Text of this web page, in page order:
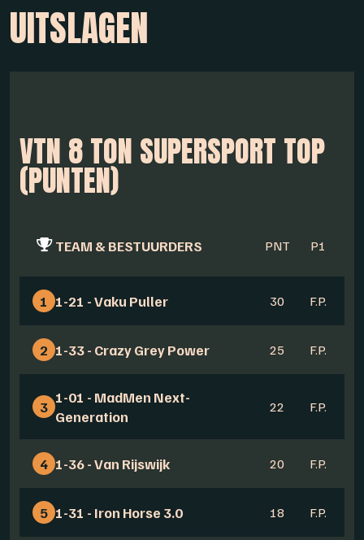
UITSLAGEN
VTN 8 TON SUPERSPORT TOP
(PUNTEN)
TEAM & BESTUURDERS PNT P1
1 1-21 - Vaku Puller 30 F.P.
2 1-33 - Crazy Grey Power 25 F.P.
3
1-01 - MadMen Next-
Generation
22 F.P.
4 1-36 - Van Rijswijk 20 F.P.
5 1-31 - Iron Horse 3.0 18 F.P.